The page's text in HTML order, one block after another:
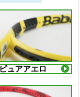
ピュアアエロ